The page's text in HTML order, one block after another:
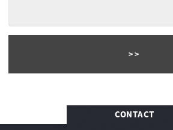
CONTACT